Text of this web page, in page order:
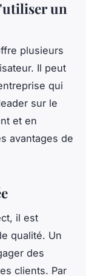
un
plusieurs
Il peut
qui
sur le
et en
avantages de
il est
qualité. Un
des
clients. Par